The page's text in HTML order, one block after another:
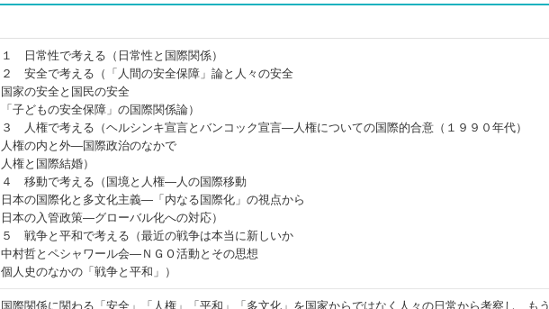
１ 日常性で考える（日常性と国際関係）
２ 安全で考える（「人間の安全保障」論と人々の安全
国家の安全と国民の安全
「子どもの安全保障」の国際関係論）
３ 人権で考える（ヘルシンキ宣言とバンコック宣言―人権についての国際的合意（１９９０年代）
人権の内と外―国際政治のなかで
人権と国際結婚）
４ 移動で考える（国境と人権―人の国際移動
日本の国際化と多文化主義―「内なる国際化」の視点から
日本の入管政策―グローバル化への対応）
５ 戦争と平和で考える（最近の戦争は本当に新しいか
中村哲とペシャワール会―ＮＧＯ活動とその思想
個人史のなかの「戦争と平和」）
国際関係に関わる「安全」「人権」「平和」「多文化」を国家からではなく人々の日常から考察し、もう